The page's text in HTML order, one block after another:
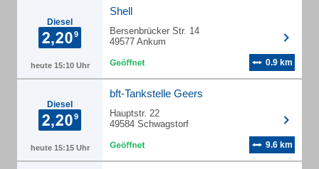
Diesel
heute 15:10 Uhr
Shell
Bersenbrücker Str. 14
49577 Ankum
0.9 km
Diesel
heute 15:15 Uhr
bft-Tankstelle Geers
Hauptstr. 22
49584 Schwagstorf
9.6 km